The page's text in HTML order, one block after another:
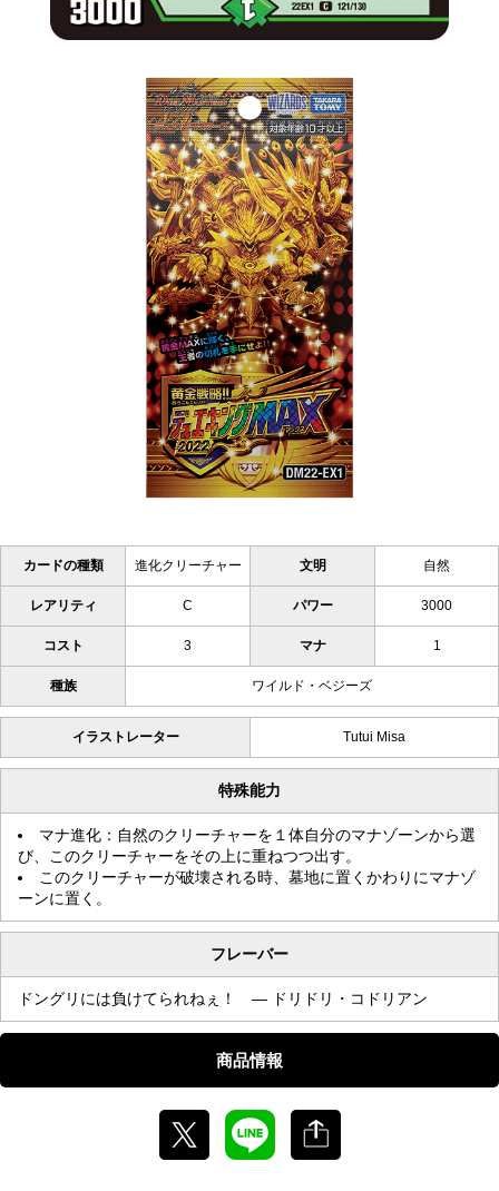
カードの種類 進化クリーチャー 文明 自然
レアリティ C パワー 3000
コスト 3 マナ 1
種族 ワイルド・ベジーズ
イラストレーター Tutui Misa
特殊能力
マナ進化：自然のクリーチャーを１体自分のマナゾーンから選
び、このクリーチャーをその上に重ねつつ出す。
このクリーチャーが破壊される時、墓地に置くかわりにマナゾ
ーンに置く。
フレーバー
ドングリには負けてられねぇ！ — ドリドリ・コドリアン
商品情報